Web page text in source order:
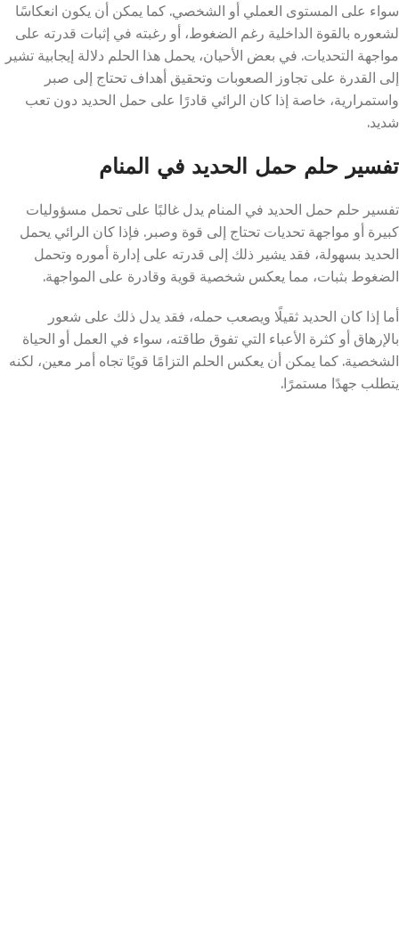
سواء على المستوى العملي أو الشخصي. كما يمكن أن يكون انعكاسًا
لشعوره بالقوة الداخلية رغم الضغوط، أو رغبته في إثبات قدرته على
مواجهة التحديات. في بعض الأحيان، يحمل هذا الحلم دلالة إيجابية تشير
إلى القدرة على تجاوز الصعوبات وتحقيق أهداف تحتاج إلى صبر
واستمرارية، خاصة إذا كان الرائي قادرًا على حمل الحديد دون تعب
شديد.
تفسير حلم حمل الحديد في المنام
تفسير حلم حمل الحديد في المنام يدل غالبًا على تحمل مسؤوليات
كبيرة أو مواجهة تحديات تحتاج إلى قوة وصبر. فإذا كان الرائي يحمل
الحديد بسهولة، فقد يشير ذلك إلى قدرته على إدارة أموره وتحمل
الضغوط بثبات، مما يعكس شخصية قوية وقادرة على المواجهة.
أما إذا كان الحديد ثقيلًا ويصعب حمله، فقد يدل ذلك على شعور
بالإرهاق أو كثرة الأعباء التي تفوق طاقته، سواء في العمل أو الحياة
الشخصية. كما يمكن أن يعكس الحلم التزامًا قويًا تجاه أمر معين، لكنه
يتطلب جهدًا مستمرًا.